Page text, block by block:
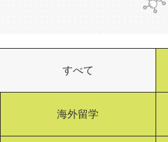
すべて
海外留学